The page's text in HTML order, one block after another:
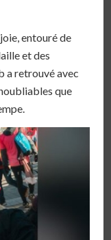
entouré de
et des
a retrouvé avec
que